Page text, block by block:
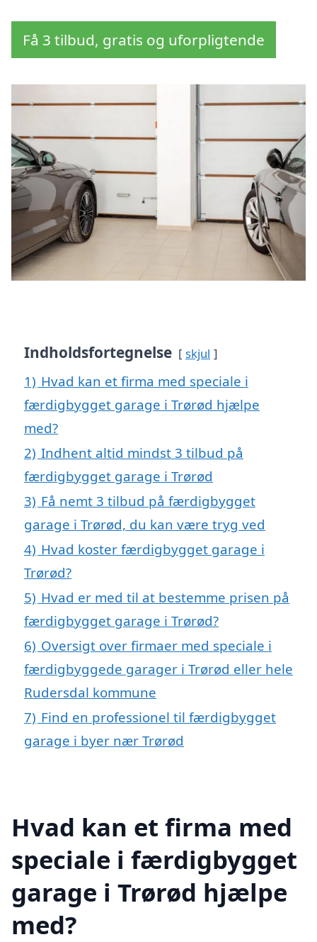
Få 3 tilbud, gratis og uforpligtende
Indholdsfortegnelse skjul
1) Hvad kan et firma med speciale i
færdigbygget garage i Trørød hjælpe
med?
2) Indhent altid mindst 3 tilbud på
færdigbygget garage i Trørød
3) Få nemt 3 tilbud på færdigbygget
garage i Trørød, du kan være tryg ved
4) Hvad koster færdigbygget garage i
Trørød?
5) Hvad er med til at bestemme prisen på
færdigbygget garage i Trørød?
6) Oversigt over firmaer med speciale i
færdigbyggede garager i Trørød eller hele
Rudersdal kommune
7) Find en professionel til færdigbygget
garage i byer nær Trørød
Hvad kan et firma med
speciale i færdigbygget
garage i Trørød hjælpe
med?